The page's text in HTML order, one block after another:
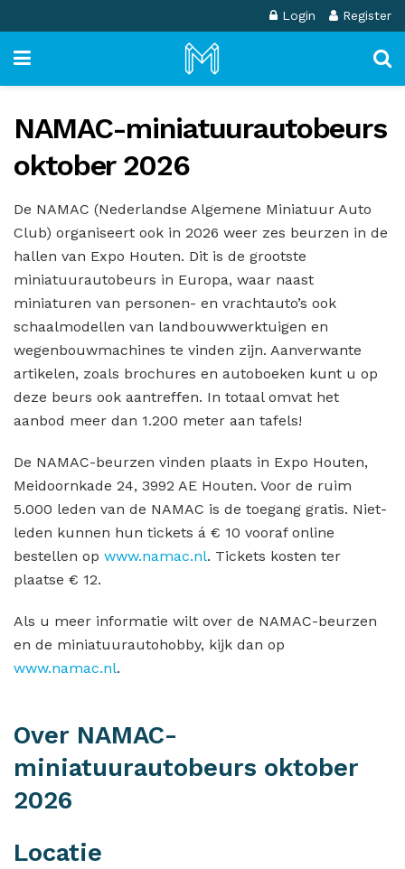
Login Register
NAMAC-miniatuurautobeurs
oktober 2026
De NAMAC (Nederlandse Algemene Miniatuur Auto
Club) organiseert ook in 2026 weer zes beurzen in de
hallen van Expo Houten. Dit is de grootste
miniatuurautobeurs in Europa, waar naast
miniaturen van personen- en vrachtauto’s ook
schaalmodellen van landbouwwerktuigen en
wegenbouwmachines te vinden zijn. Aanverwante
artikelen, zoals brochures en autoboeken kunt u op
deze beurs ook aantreffen. In totaal omvat het
aanbod meer dan 1.200 meter aan tafels!
De NAMAC-beurzen vinden plaats in Expo Houten,
Meidoornkade 24, 3992 AE Houten. Voor de ruim
5.000 leden van de NAMAC is de toegang gratis. Niet-
leden kunnen hun tickets á € 10 vooraf online
bestellen op www.namac.nl. Tickets kosten ter
plaatse € 12.
Als u meer informatie wilt over de NAMAC-beurzen
en de miniatuurautohobby, kijk dan op
www.namac.nl.
Over NAMAC-
miniatuurautobeurs oktober
2026
Locatie